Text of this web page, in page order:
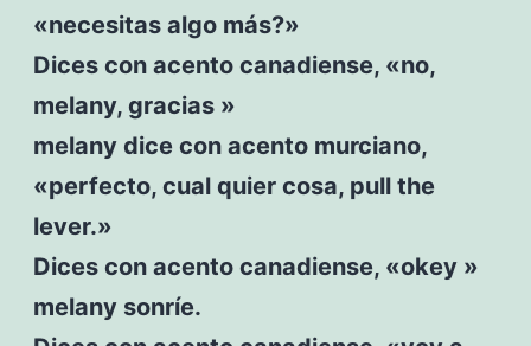
«necesitas algo más?»
Dices con acento canadiense, «no,
melany, gracias »
melany dice con acento murciano,
«perfecto, cual quier cosa, pull the
lever.»
Dices con acento canadiense, «okey »
melany sonríe.